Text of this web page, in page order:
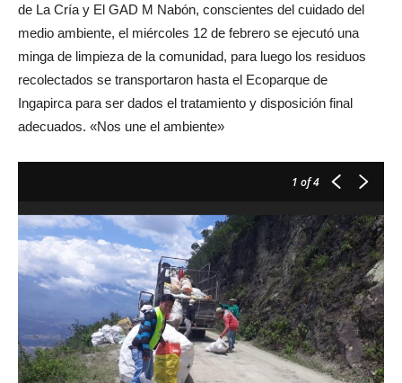
de La Cría y El GAD M Nabón, conscientes del cuidado del
medio ambiente, el miércoles 12 de febrero se ejecutó una
minga de limpieza de la comunidad, para luego los residuos
recolectados se transportaron hasta el Ecoparque de
Ingapirca para ser dados el tratamiento y disposición final
adecuados. «Nos une el ambiente»
1 of 4